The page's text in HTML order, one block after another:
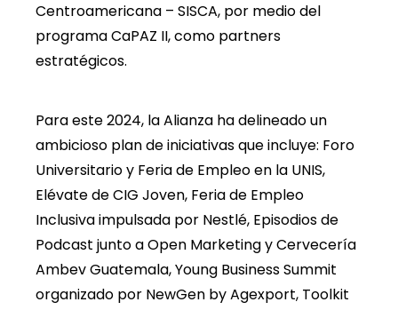
Centroamericana – SISCA, por medio del
programa CaPAZ II, como partners
estratégicos.
Para este 2024, la Alianza ha delineado un
ambicioso plan de iniciativas que incluye: Foro
Universitario y Feria de Empleo en la UNIS,
Elévate de CIG Joven, Feria de Empleo
Inclusiva impulsada por Nestlé, Episodios de
Podcast junto a Open Marketing y Cervecería
Ambev Guatemala, Young Business Summit
organizado por NewGen by Agexport, Toolkit